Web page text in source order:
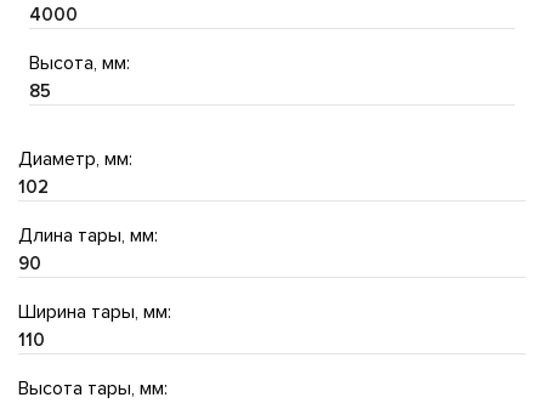
4000
Высота, мм:
85
Диаметр, мм:
102
Длина тары, мм:
90
Ширина тары, мм:
110
Высота тары, мм: